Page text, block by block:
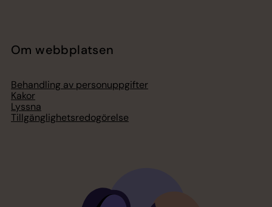
Om webbplatsen
Behandling av personuppgifter
Kakor
Lyssna
Tillgänglighetsredogörelse